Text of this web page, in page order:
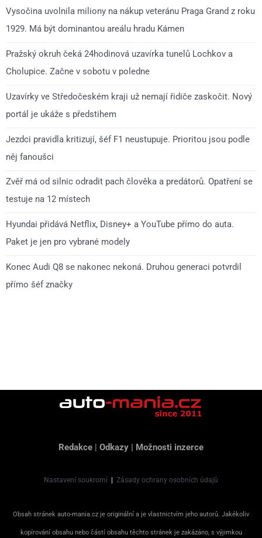
Vysočina uvolnila miliony na nákup veteránu Praga Grand z roku
1929. Má být dominantou areálu hradu Kámen
Pražský okruh čeká 24hodinová uzavírka tunelů Lochkov a
Cholupice. Začne v sobotu v poledne
Uzavírky ve Středočeském kraji už nemají řidiče zaskočit. Nový
portál je ukáže s předstihem
Jezdci pravidla kritizují, šéf F1 neustupuje. Prioritou jsou podle
něj fanoušci
Zvěř má od silnic odradit pach člověka a predátorů. Opatření se
testuje na 12 místech
Hyundai přidává Netflix, Disney+ a YouTube přímo do auta.
Paket je jen pro vybrané modely
Konec Audi Q8 se nakonec nekoná. Druhou generaci potvrdil
přímo šéf značky
Redakce Odkazy Možnosti inzerce
Nastavení soukromí | Zásady ochrany osobních údajů
Obsah stránek auto-mania.cz je originální a je vlastnictvím jeho autorů. Jakékoliv
kopírování obsahu nebo částí obsahu těchto stránek je zakázáno, s výjimkou